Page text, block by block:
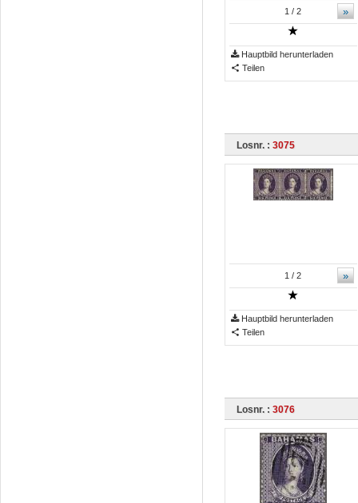
»
1 / 2
Hauptbild herunterladen
Teilen
Losnr. : 3075
»
1 / 2
Hauptbild herunterladen
Teilen
Losnr. : 3076